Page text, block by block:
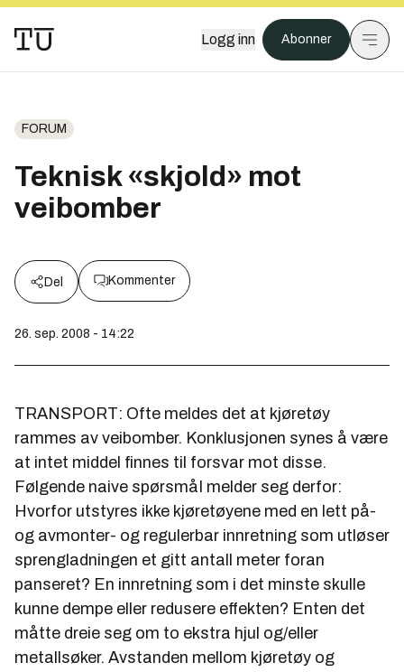
Logg inn Abonner
FORUM
Teknisk «skjold» mot
veibomber
Del Kommenter
26. sep. 2008 - 14:22
TRANSPORT: Ofte meldes det at kjøretøy
rammes av veibomber. Konklusjonen synes å være
at intet middel finnes til forsvar mot disse.
Følgende naive spørsmåI melder seg derfor:
Hvorfor utstyres ikke kjøretøyene med en lett på-
og avmonter- og regulerbar innretning som utløser
sprengladningen et gitt antall meter foran
panseret? En innretning som i det minste skulle
kunne dempe eller redusere effekten? Enten det
måtte dreie seg om to ekstra hjul og/eller
metallsøker. Avstanden mellom kjøretøy og